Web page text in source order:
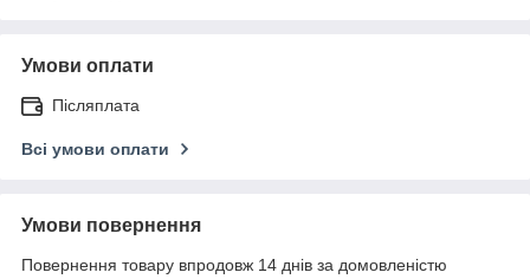
Умови оплати
Післяплата
Всі умови оплати
Умови повернення
Повернення товару впродовж 14 днів за домовленістю